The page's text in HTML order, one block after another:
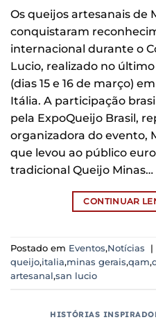
Os queijos artesanais de
conquistaram
internacional durante o
Lucio, realizado no
(dias 15 e 16 de março)
Itália. A participação
pela ExpoQueijo Brasil,
organizadora do evento,
que levou ao público
tradicional Queijo Minas…
CONTINUAR
Postado em Eventos,Notícias |
queijo,italia,minas gerais,qam,
artesanal,san lucio
HISTÓRIAS